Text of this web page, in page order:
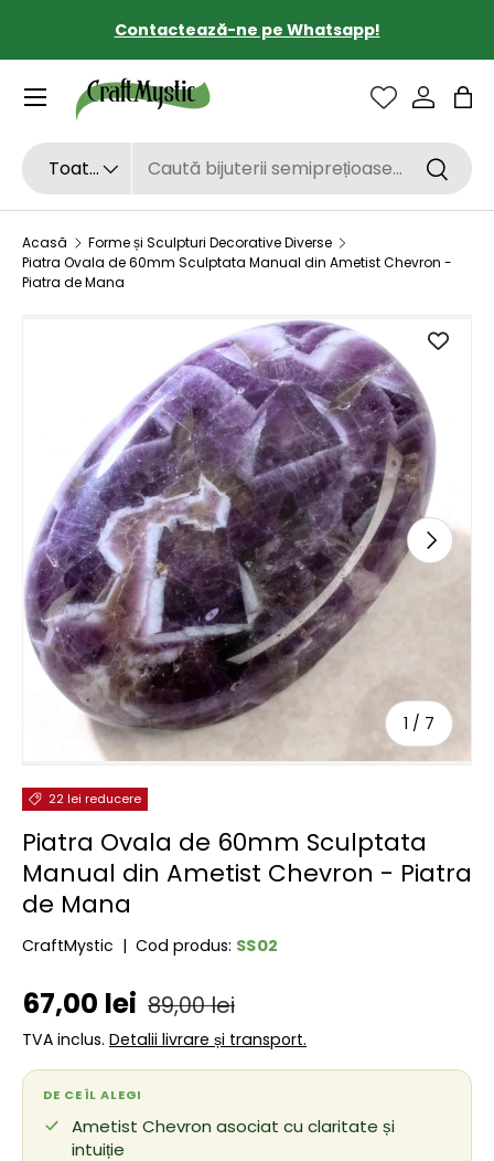
SARI LA CONȚINUT
Contactează-ne pe Whatsapp!
Căutare
Tipul de produs
Toate
Sac
Acasă
Forme și Sculpturi Decorative Diverse
Piatra Ovala de 60mm Sculptata Manual din Ametist Chevron -
Piatra de Mana
SARI LA INFORMAȚIILE DESPRE PRODUS
1 / de
7
22 lei reducere
Piatra Ovala de 60mm Sculptata
Manual din Ametist Chevron - Piatra
de Mana
CraftMystic | Cod produs: SS02
Preț de vânzare
67,00 lei Preț obișnuit
89,00 lei
TVA inclus. Detalii livrare și transport.
DE CE ÎL ALEGI
Ametist Chevron asociat cu claritate și
intuiție